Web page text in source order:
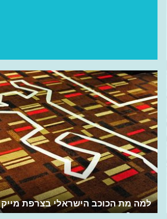
למה מת הכוכב הישראלי בצרפת מייק
ברנט?